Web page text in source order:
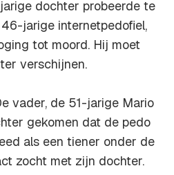
dochter probeerde te
jarige internetpedofiel,
tot moord. Hij moet
verschijnen.
vader, de 51-jarige Mario
gekomen dat de pedo
als een tiener onder de
zocht met zijn dochter.